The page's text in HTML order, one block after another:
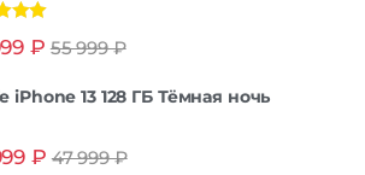
₽ 55 999₽
iPhone 13 128 ГБ Тёмная ночь
₽ 47 999₽